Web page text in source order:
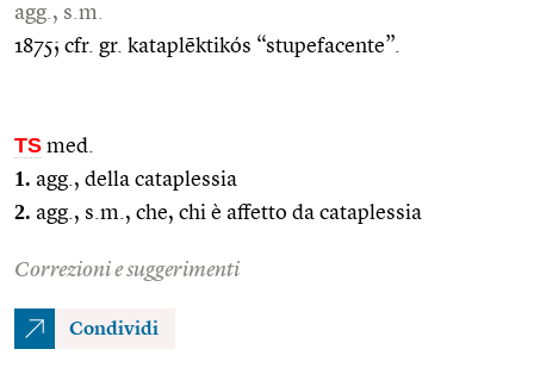
agg., s.m.
1875; cfr. gr. kataplēktikós “stupefacente”.
TS med.
1. agg., della cataplessia
2. agg., s.m., che, chi è affetto da cataplessia
Correzioni e suggerimenti
Condividi